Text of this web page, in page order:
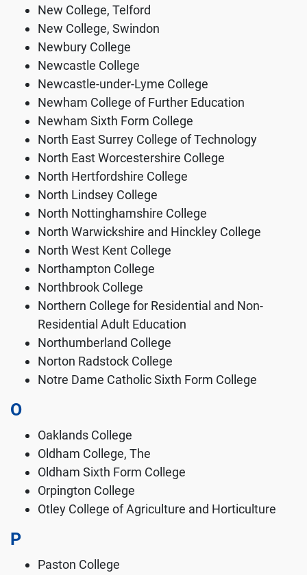
New College, Telford
New College, Swindon
Newbury College
Newcastle College
Newcastle-under-Lyme College
Newham College of Further Education
Newham Sixth Form College
North East Surrey College of Technology
North East Worcestershire College
North Hertfordshire College
North Lindsey College
North Nottinghamshire College
North Warwickshire and Hinckley College
North West Kent College
Northampton College
Northbrook College
Northern College for Residential and Non-
Residential Adult Education
Northumberland College
Norton Radstock College
Notre Dame Catholic Sixth Form College
O
Oaklands College
Oldham College, The
Oldham Sixth Form College
Orpington College
Otley College of Agriculture and Horticulture
P
Paston College